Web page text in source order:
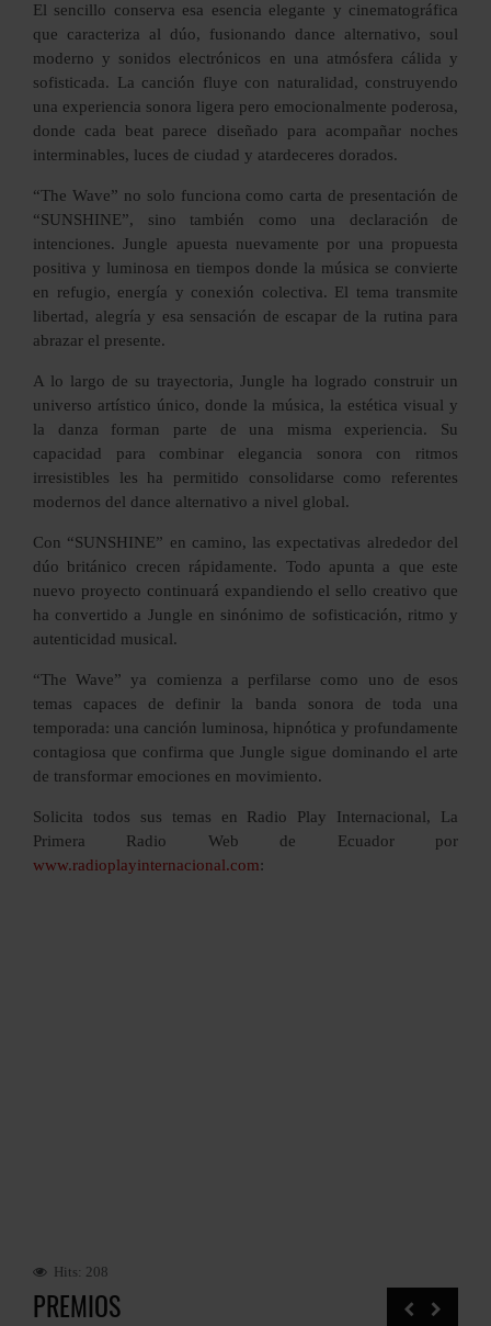
El sencillo conserva esa esencia elegante y cinematográfica
que caracteriza al dúo, fusionando dance alternativo, soul
moderno y sonidos electrónicos en una atmósfera cálida y
sofisticada. La canción fluye con naturalidad, construyendo
una experiencia sonora ligera pero emocionalmente poderosa,
donde cada beat parece diseñado para acompañar noches
interminables, luces de ciudad y atardeceres dorados.
“The Wave” no solo funciona como carta de presentación de
“SUNSHINE”, sino también como una declaración de
intenciones. Jungle apuesta nuevamente por una propuesta
positiva y luminosa en tiempos donde la música se convierte
en refugio, energía y conexión colectiva. El tema transmite
libertad, alegría y esa sensación de escapar de la rutina para
abrazar el presente.
A lo largo de su trayectoria, Jungle ha logrado construir un
universo artístico único, donde la música, la estética visual y
la danza forman parte de una misma experiencia. Su
capacidad para combinar elegancia sonora con ritmos
irresistibles les ha permitido consolidarse como referentes
modernos del dance alternativo a nivel global.
Con “SUNSHINE” en camino, las expectativas alrededor del
dúo británico crecen rápidamente. Todo apunta a que este
nuevo proyecto continuará expandiendo el sello creativo que
ha convertido a Jungle en sinónimo de sofisticación, ritmo y
autenticidad musical.
“The Wave” ya comienza a perfilarse como uno de esos
temas capaces de definir la banda sonora de toda una
temporada: una canción luminosa, hipnótica y profundamente
contagiosa que confirma que Jungle sigue dominando el arte
de transformar emociones en movimiento.
Solicita todos sus temas en Radio Play Internacional, La
Primera Radio Web de Ecuador por
www.radioplayinternacional.com:
Hits: 208
PREMIOS